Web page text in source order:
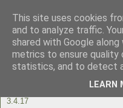
3.4.17
This site uses cookies
and to analyze traffic.
shared with Google
metrics to ensure quality
statistics, and to detect
LEARN